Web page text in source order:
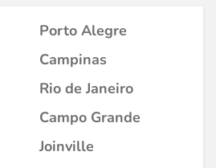
Porto Alegre
Campinas
Rio de Janeiro
Campo Grande
Joinville